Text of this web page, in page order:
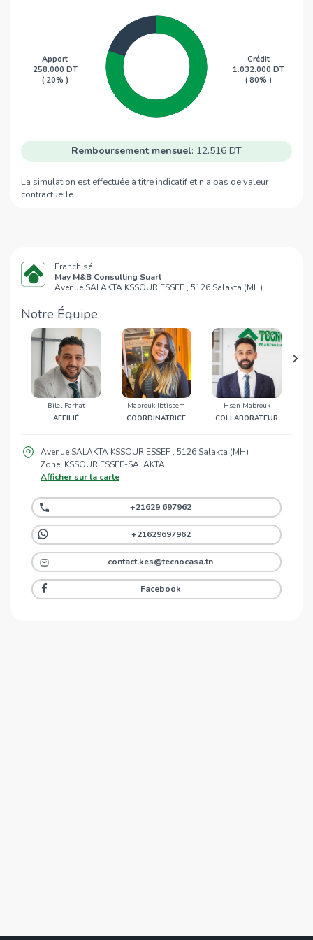
Apport
258.000 DT
( 20% )
Crédit
1.032.000 DT
( 80% )
Remboursement mensuel: 12.516 DT
La simulation est effectuée à titre indicatif et n'a pas de valeur
contractuelle.
Franchisé
May M&B Consulting Suarl
Avenue SALAKTA KSSOUR ESSEF , 5126 Salakta (MH)
Notre Équipe
Bilel Farhat
AFFILIÉ
Mabrouk Ibtissem
COORDINATRICE
Hsen Mabrouk
COLLABORATEUR
Avenue SALAKTA KSSOUR ESSEF , 5126 Salakta (MH)
Zone: KSSOUR ESSEF-SALAKTA
Afficher sur la carte
+21629 697962
+21629697962
contact.kes@tecnocasa.tn
Facebook